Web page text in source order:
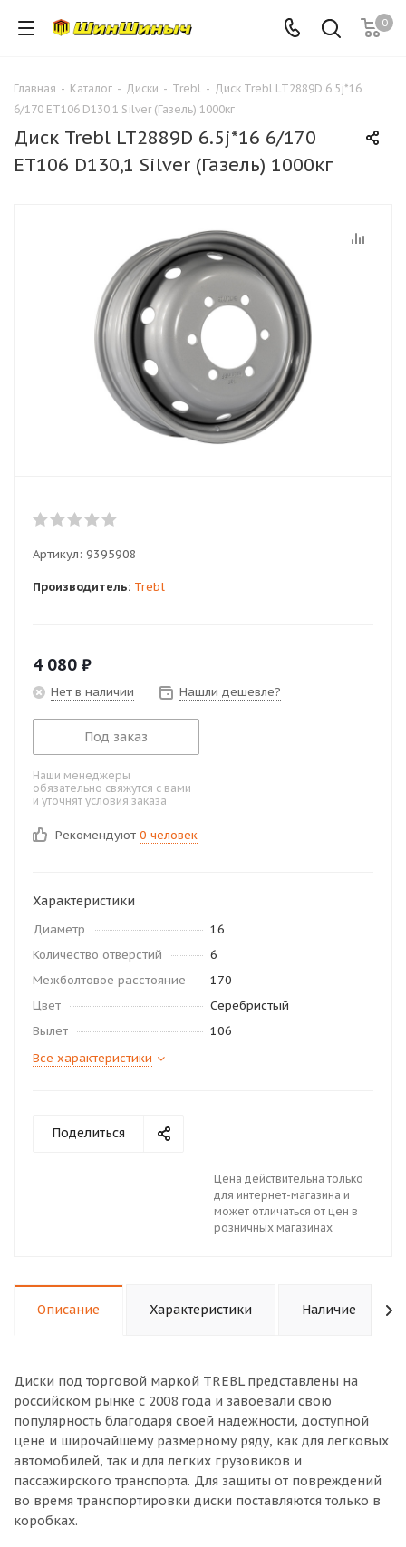
0
Главная - Каталог - Диски - Trebl - Диск Trebl LT2889D 6.5j*16
6/170 ET106 D130,1 Silver (Газель) 1000кг
Диск Trebl LT2889D 6.5j*16 6/170
ET106 D130,1 Silver (Газель) 1000кг
Артикул: 9395908
Производитель: Trebl
4 080 ₽
Нет в наличии Нашли дешевле?
Под заказ
Наши менеджеры
обязательно свяжутся с вами
и уточнят условия заказа
Рекомендуют 0 человек
Характеристики
Диаметр
16
Количество отверстий
6
Межболтовое расстояние
170
Цвет
Серебристый
Вылет
106
Все характеристики
Поделиться
Цена действительна только
для интернет-магазина и
может отличаться от цен в
розничных магазинах
Описание Характеристики Наличие
Диски под торговой маркой TREBL представлены на
российском рынке с 2008 года и завоевали свою
популярность благодаря своей надежности, доступной
цене и широчайшему размерному ряду, как для легковых
автомобилей, так и для легких грузовиков и
пассажирского транспорта. Для защиты от повреждений
во время транспортировки диски поставляются только в
коробках.